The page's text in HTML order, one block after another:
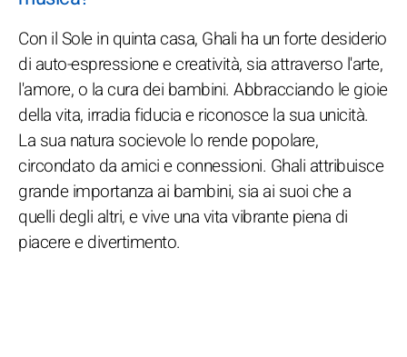
Con il Sole in quinta casa, Ghali ha un forte desiderio
di auto-espressione e creatività, sia attraverso l'arte,
l'amore, o la cura dei bambini. Abbracciando le gioie
della vita, irradia fiducia e riconosce la sua unicità.
La sua natura socievole lo rende popolare,
circondato da amici e connessioni. Ghali attribuisce
grande importanza ai bambini, sia ai suoi che a
quelli degli altri, e vive una vita vibrante piena di
piacere e divertimento.